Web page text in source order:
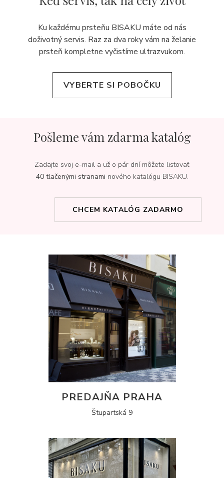
Ku každému prsteňu BISAKU máte od nás
doživotný servis. Raz za dva roky vám na želanie
prsteň kompletne vyčistíme ultrazvukom.
VYBERTE SI POBOČKU
Pošleme vám zdarma katalóg
Zadajte svoj e-mail a už o pár dní môžete listovať
40 tlačenými stranami nového katalógu BISAKU.
CHCEM KATALÓG ZADARMO
PREDAJŇA PRAHA
Štupartská 9